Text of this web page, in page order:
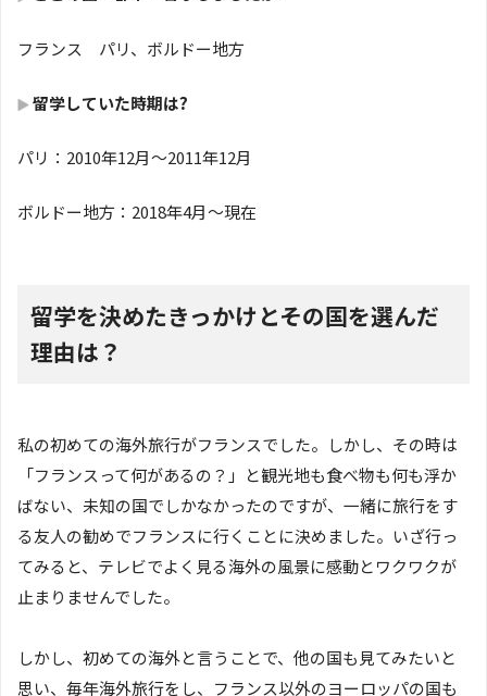
フランス パリ、ボルドー地方
留学していた時期は?
パリ：2010年12月～2011年12月
ボルドー地方：2018年4月～現在
留学を決めたきっかけとその国を選んだ
理由は？
私の初めての海外旅行がフランスでした。しかし、その時は
「フランスって何があるの？」と観光地も食べ物も何も浮か
ばない、未知の国でしかなかったのですが、一緒に旅行をす
る友人の勧めでフランスに行くことに決めました。いざ行っ
てみると、テレビでよく見る海外の風景に感動とワクワクが
止まりませんでした。
しかし、初めての海外と言うことで、他の国も見てみたいと
思い、毎年海外旅行をし、フランス以外のヨーロッパの国も